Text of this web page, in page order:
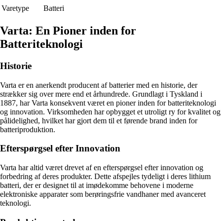
Varetype
Batteri
Varta: En Pioner inden for
Batteriteknologi
Historie
Varta er en anerkendt producent af batterier med en historie, der
strækker sig over mere end et århundrede. Grundlagt i Tyskland i
1887, har Varta konsekvent været en pioner inden for batteriteknologi
og innovation. Virksomheden har opbygget et utroligt ry for kvalitet og
pålidelighed, hvilket har gjort dem til et førende brand inden for
batteriproduktion.
Efterspørgsel efter Innovation
Varta har altid været drevet af en efterspørgsel efter innovation og
forbedring af deres produkter. Dette afspejles tydeligt i deres lithium
batteri, der er designet til at imødekomme behovene i moderne
elektroniske apparater som berøringsfrie vandhaner med avanceret
teknologi.